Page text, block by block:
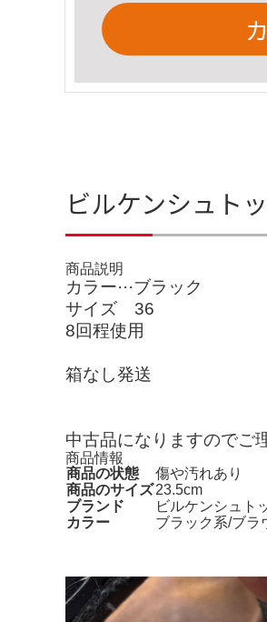
ビルケンシュト
商品説明
カラー···ブラック
サイズ 36
8回程使用
箱なし発送
中古品になりますのでご
商品情報
商品の状態
傷や汚れあり
商品のサイズ23.5cm
ブランド
ビルケンシュト
カラー
ブラック系/ブラ